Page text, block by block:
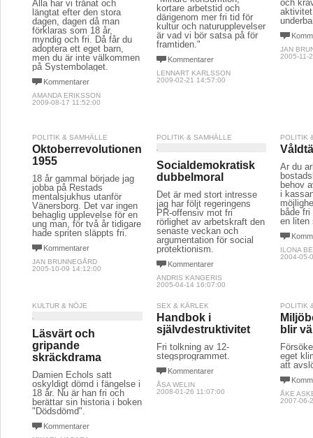
Alla har vi trånat och
längtat efter den stora
dagen, dagen då man
förklaras som 18 år,
myndig och fri. Då får du
adoptera ett eget barn,
men du är inte välkommen
på Systembolaget.
Kommentarer
AMANDA ERIKSSON
2009-08-17 11:52:00
kortare arbetstid och
därigenom mer fri tid för
kultur och naturupplevelser
är vad vi bör satsa på för
framtiden."
Kommentarer
LENNART KARLSSON
2009-02-21 14:57:00
och
JAN
2005-11-
POLITIK & SAMHÄLLE
Oktoberrevolutionen
1955
18 år gammal började jag
jobba på Restads
mentalsjukhus utanför
Vänersborg. Det var ingen
behaglig upplevelse för en
ung man, för två år tidigare
hade spriten släppts fri.
Kommentarer
JAN BRUNNEGÅRD
2005-10-09 14:12:00
POLITIK & SAMHÄLLE
Socialdemokratisk
dubbelmoral
Det är med stort intresse
jag har följt regeringens
PR-offensiv mot fri
rörlighet av arbetskraft den
senaste veckan och
argumentation för social
protektionism.
Kommentarer
ANDRIS KANGERIS
2005-04-14 16:07:00
POLITIK
Är du
behov
i
både
en liten
ILONA
2004-05-
KULTUR & NÖJE
Läsvärt och
gripande
skräckdrama
Damien Echols satt
oskyldigt dömd i fängelse i
18 år. Nu är han fri och
berättar sin historia i boken
"Dödsdömd".
Kommentarer
SEX & KÄRLEK
Handbok i
självdestruktivitet
Fri tolkning av 12-
stegsprogrammet.
Kommentarer
ÅSA WELIN
2008-01-26 11:07:00
POLITIK
blir
eget
att
ÅKE
2007-06-